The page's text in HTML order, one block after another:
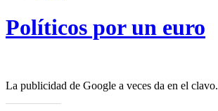
Políticos por un euro
La publicidad de Google a veces da en el clavo.